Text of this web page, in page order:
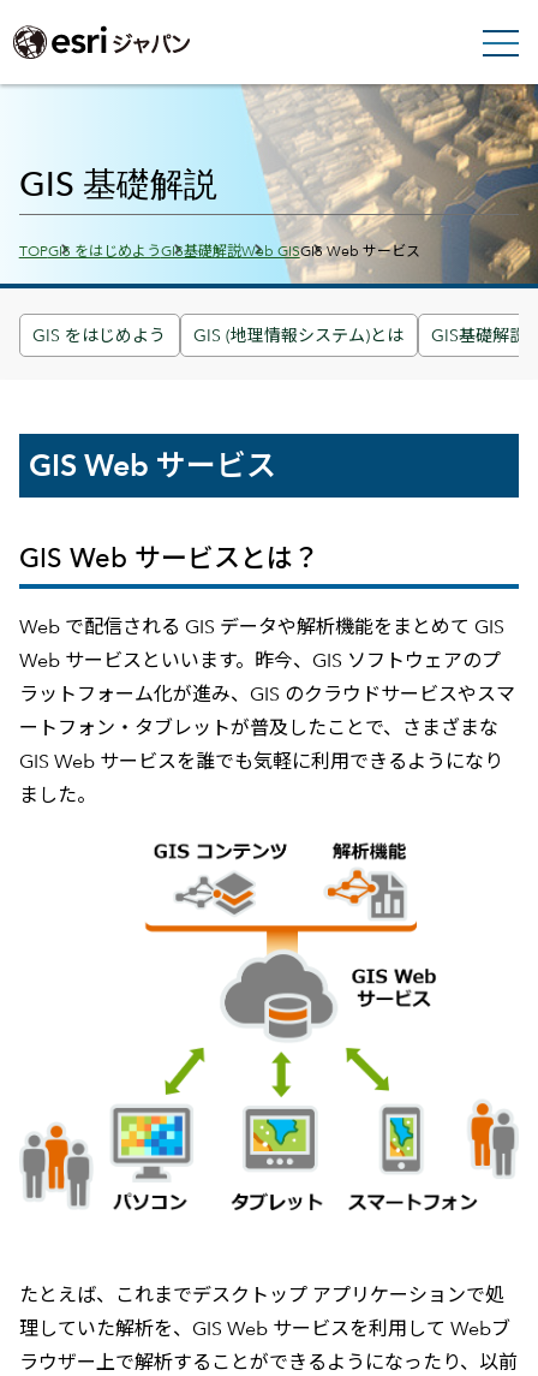
GIS をはじめよう GIS (地理情報システム)とは GIS基礎解説
GIS 基礎解説
Breadcrumbs
TOPGIS をはじめようGIS基礎解説Web GISGIS Web サービス
GIS Web サービス
GIS Web サービスとは？
Web で配信される GIS データや解析機能をまとめて GIS
Web サービスといいます。昨今、GIS ソフトウェアのプ
ラットフォーム化が進み、GIS のクラウドサービスやスマ
ートフォン・タブレットが普及したことで、さまざまな
GIS Web サービスを誰でも気軽に利用できるようになり
ました。
たとえば、これまでデスクトップ アプリケーションで処
理していた解析を、GIS Web サービスを利用して Webブ
ラウザー上で解析することができるようになったり、以前